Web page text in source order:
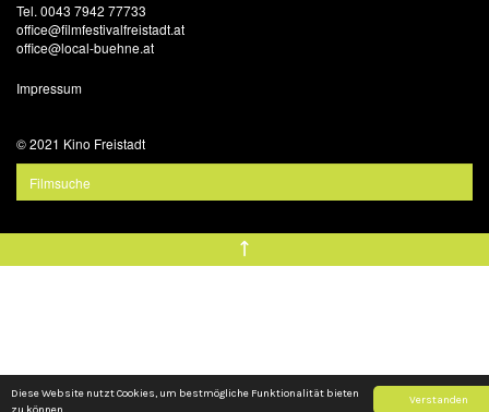
Verstanden
Diese Website nutzt Cookies, um bestmögliche Funktionalität bieten
Tel. 0043 7942 77733
office@filmfestivalfreistadt.at
office@local-buehne.at
Impressum
© 2021 Kino Freistadt